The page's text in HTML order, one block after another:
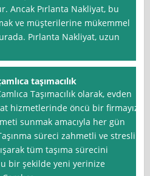
Ancak Pırlanta Nakliyat, bu
ve müşterilerine mükemmel
Pırlanta Nakliyat, uzun
taşımacılık
Taşımacılık olarak, evden
hizmetlerinde öncü bir firmayız.
sunmak amacıyla her gün
süreci zahmetli ve stresli
tüm taşıma sürecini
bir şekilde yeni yerinize